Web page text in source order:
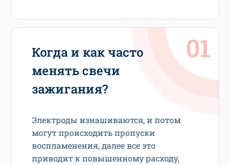
Когда и как часто
менять свечи
зажигания?
Электроды изнашиваются, и потом
могут происходить пропуски
воспламенения, далее все это
приводит к повышенному расходу,